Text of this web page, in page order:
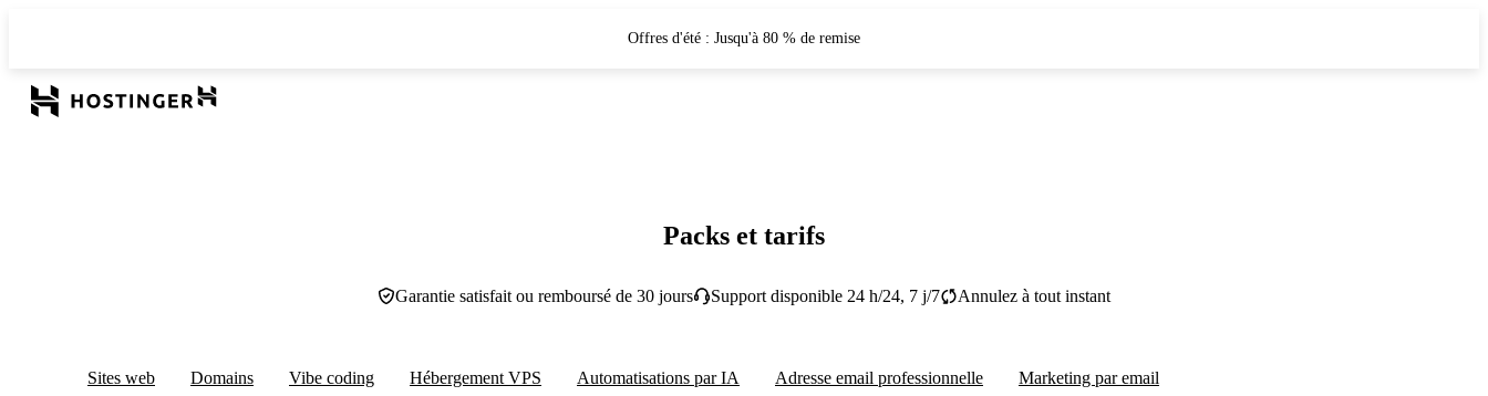
Offres d'été : Jusqu'à 80 % de remise
Packs et tarifs
Garantie satisfait ou remboursé de 30 jours Support disponible 24 h/24, 7 j/7 Annulez à tout instant
Sites web Domains Vibe coding Hébergement VPS Automatisations par IA Adresse email professionnelle Marketing par email